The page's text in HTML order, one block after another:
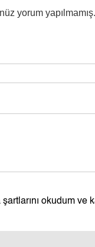
yorum yapılmamış.
okudum ve